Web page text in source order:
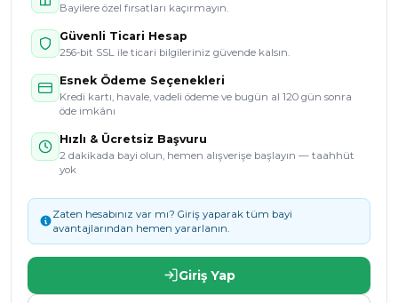
Bayilere özel fırsatları kaçırmayın.
Güvenli Ticari Hesap
256-bit SSL ile ticari bilgileriniz güvende kalsın.
Esnek Ödeme Seçenekleri
Kredi kartı, havale, vadeli ödeme ve bugün al 120 gün sonra
öde imkânı
Hızlı & Ücretsiz Başvuru
2 dakikada bayi olun, hemen alışverişe başlayın — taahhüt
yok
Zaten hesabınız var mı? Giriş yaparak tüm bayi
avantajlarından hemen yararlanın.
Giriş Yap